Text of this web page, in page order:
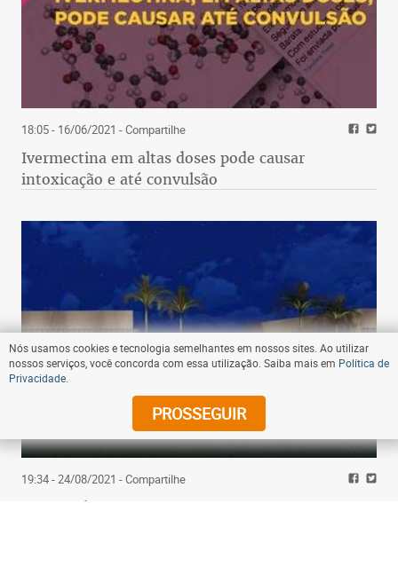
18:05 - 16/06/2021 - Compartilhe
Ivermectina em altas doses pode causar
intoxicação e até convulsão
19:34 - 24/08/2021 - Compartilhe
Fusão coloca empresa mineira entre as maiores
Nós usamos cookies e tecnologia semelhantes em nossos sites. Ao utilizar
nossos serviços, você concorda com essa utilização. Saiba mais em Política de
Privacidade
PROSSEGUIR